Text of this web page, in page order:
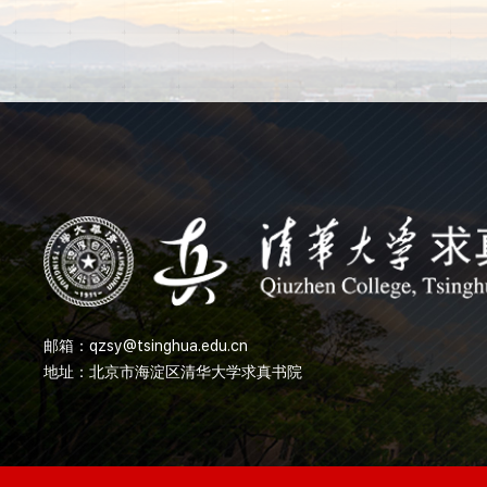
邮箱：qzsy@tsinghua.edu.cn
地址：北京市海淀区清华大学求真书院